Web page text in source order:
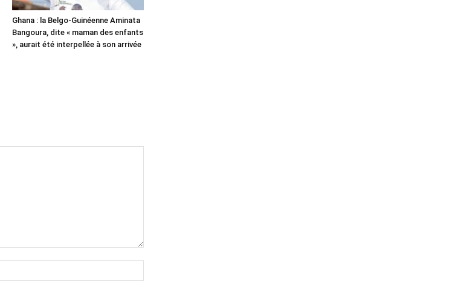
Ghana : la Belgo-Guinéenne Aminata
Bangoura, dite « maman des enfants
», aurait été interpellée à son arrivée